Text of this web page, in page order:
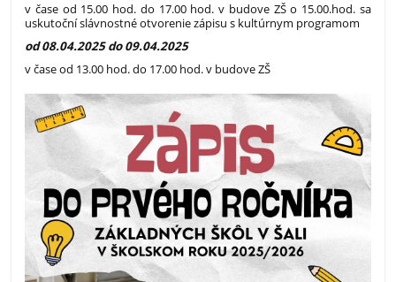
v čase od 15.00 hod. do 17.00 hod. v budove ZŠ o 15.00.hod. sa
uskutoční slávnostné otvorenie zápisu s kultúrnym programom
od 08.04.2025 do 09.04.2025
v čase od 13.00 hod. do 17.00 hod. v budove ZŠ